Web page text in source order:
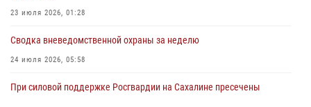
23 июля 2026, 01:28
Сводка вневедомственной охраны за неделю
24 июля 2026, 05:58
При силовой поддержке Росгвардии на Сахалине пресечены